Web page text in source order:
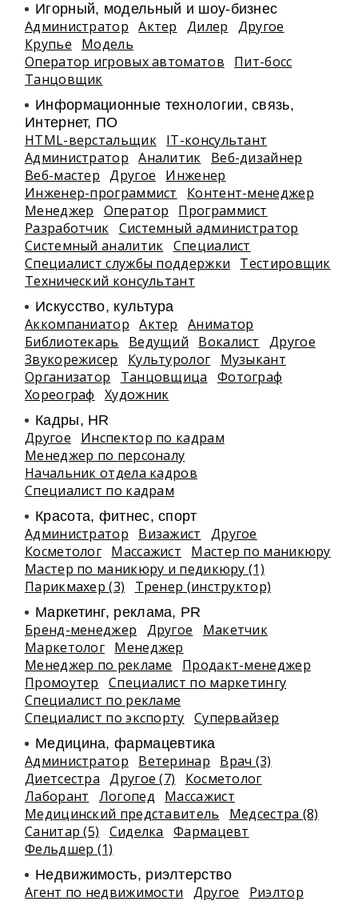
Игорный, модельный и шоу-бизнес
Администратор Актер Дилер
Другое
Крупье
Модель
Оператор игровых автоматов
Пит-босс
Танцовщик
Информационные технологии, связь,
Интернет, ПО
HTML-верстальщик IT-консультант
Администратор
Аналитик
Веб-дизайнер
Веб-мастер
Другое
Инженер
Инженер-программист
Контент-менеджер
Менеджер
Оператор
Программист
Разработчик Системный администратор
Системный аналитик Специалист
Специалист службы поддержки
Тестировщик
Технический консультант
Искусство, культура
Аккомпаниатор Актер
Аниматор
Библиотекарь
Ведущий Вокалист
Другое
Звукорежисер
Культуролог
Музыкант
Организатор
Танцовщица
Фотограф
Хореограф
Художник
Кадры, HR
Другое
Инспектор по кадрам
Менеджер по персоналу
Начальник отдела кадров
Специалист по кадрам
Красота, фитнес, спорт
Администратор Визажист
Другое
Косметолог Массажист
Мастер по маникюру
Мастер по маникюру и педикюру (1)
Парикмахер (3)
Тренер (инструктор)
Маркетинг, реклама, PR
Бренд-менеджер Другое
Макетчик
Маркетолог Менеджер
Менеджер по рекламе
Продакт-менеджер
Промоутер
Специалист по маркетингу
Специалист по рекламе
Специалист по экспорту Супервайзер
Медицина, фармацевтика
Администратор Ветеринар
Врач (3)
Диетсестра
Другое (7)
Косметолог
Лаборант
Логопед
Массажист
Медицинский представитель
Медсестра (8)
Санитар (5)
Сиделка
Фармацевт
Фельдшер (1)
Недвижимость, риэлтeрство
Агент по недвижимости Другое Риэлтор